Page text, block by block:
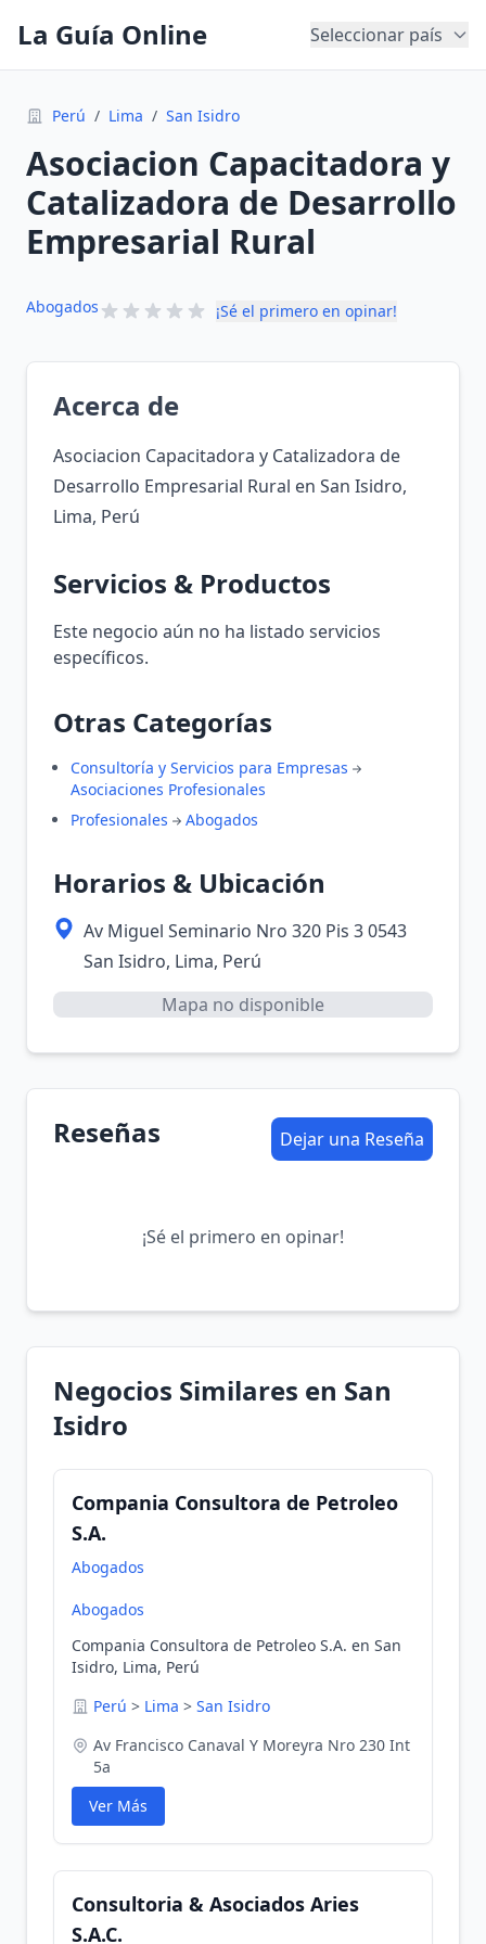
La Guía Online Seleccionar país
Perú / Lima / San Isidro
Asociacion Capacitadora y
Catalizadora de Desarrollo
Empresarial Rural
Abogados ¡Sé el primero en opinar!
Acerca de
Asociacion Capacitadora y Catalizadora de
Desarrollo Empresarial Rural en San Isidro,
Lima, Perú
Servicios & Productos
Este negocio aún no ha listado servicios
específicos.
Otras Categorías
Consultoría y Servicios para Empresas
Asociaciones Profesionales
Profesionales
Abogados
Horarios & Ubicación
Av Miguel Seminario Nro 320 Pis 3 0543
San Isidro, Lima, Perú
Mapa no disponible
Reseñas Dejar una Reseña
¡Sé el primero en opinar!
Negocios Similares en San
Isidro
Compania Consultora de Petroleo
S.A.
Abogados
Abogados
Compania Consultora de Petroleo S.A. en San
Isidro, Lima, Perú
Perú > Lima > San Isidro
Av Francisco Canaval Y Moreyra Nro 230 Int
5a
Ver Más
Consultoria & Asociados Aries
S.A.C.